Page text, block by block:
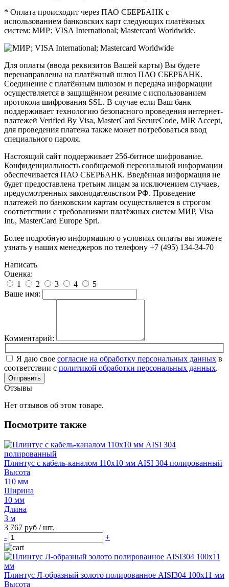
* Оплата происходит через ПАО СБЕРБАНК с
использованием банковских карт следующих платёжных
систем: МИР; VISA International; Mastercard Worldwide.
Для оплаты (ввода реквизитов Вашей карты) Вы будете
перенаправлены на платёжный шлюз ПАО СБЕРБАНК.
Соединение с платёжным шлюзом и передача информации
осуществляется в защищённом режиме с использованием
протокола шифрования SSL. В случае если Ваш банк
поддерживает технологию безопасного проведения интернет-
платежей Verified By Visa, MasterCard SecureCode, MIR Accept,
для проведения платежа также может потребоваться ввод
специального пароля.
Настоящий сайт поддерживает 256-битное шифрование.
Конфиденциальность сообщаемой персональной информации
обеспечивается ПАО СБЕРБАНК. Введённая информация не
будет предоставлена третьим лицам за исключением случаев,
предусмотренных законодательством РФ. Проведение
платежей по банковским картам осуществляется в строгом
соответствии с требованиями платёжных систем МИР, Visa
Int., MasterCard Europe Sprl.
Более подробную информацию о условиях оплаты вы можете
узнать у наших менеджеров по телефону +7 (495) 134-34-70
Написать
Оценка:
1
2 3 4
5
Ваше имя:
Комментарий:
Я даю свое согласие на обработку персональных данных в
соответствии с политикой обработки персональных данных.
Отправить
Отзывы
Нет отзывов об этом товаре.
Посмотрите также
Плинтус с кабель-каналом 110х10 мм AISI 304 полированный
Высота
110 мм
Ширина
10 мм
Длина
3 м
3 767 руб / шт.
-
+
Плинтус Л-образный золото полированное AISI304 100х11 мм
Высота